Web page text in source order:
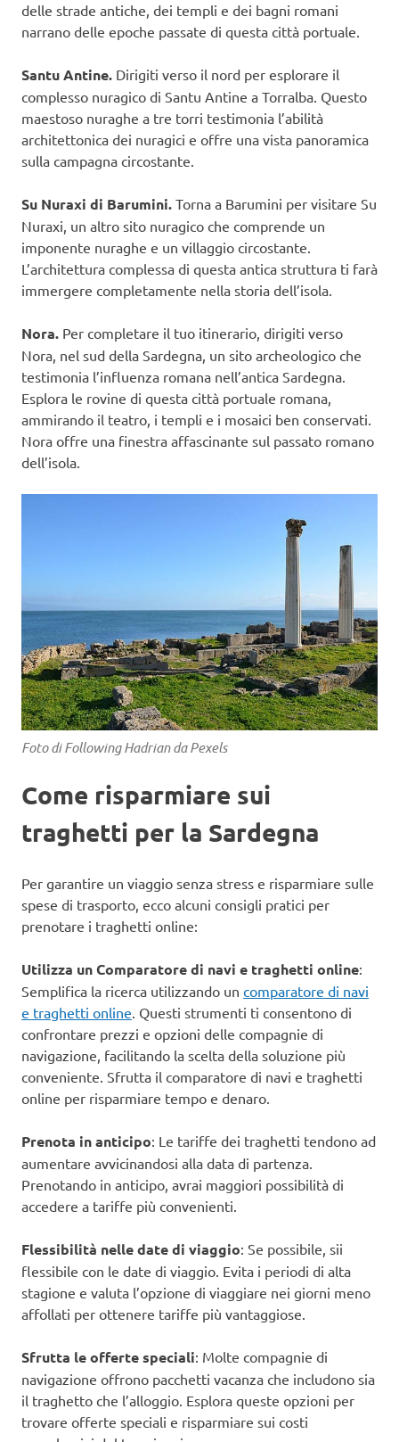
delle strade antiche, dei templi e dei bagni romani
narrano delle epoche passate di questa città portuale.
Santu Antine. Dirigiti verso il nord per esplorare il
complesso nuragico di Santu Antine a Torralba. Questo
maestoso nuraghe a tre torri testimonia l’abilità
architettonica dei nuragici e offre una vista panoramica
sulla campagna circostante.
Su Nuraxi di Barumini. Torna a Barumini per visitare Su
Nuraxi, un altro sito nuragico che comprende un
imponente nuraghe e un villaggio circostante.
L’architettura complessa di questa antica struttura ti farà
immergere completamente nella storia dell’isola.
Nora. Per completare il tuo itinerario, dirigiti verso
Nora, nel sud della Sardegna, un sito archeologico che
testimonia l’influenza romana nell’antica Sardegna.
Esplora le rovine di questa città portuale romana,
ammirando il teatro, i templi e i mosaici ben conservati.
Nora offre una finestra affascinante sul passato romano
dell’isola.
Foto di Following Hadrian da Pexels
Come risparmiare sui
traghetti per la Sardegna
Per garantire un viaggio senza stress e risparmiare sulle
spese di trasporto, ecco alcuni consigli pratici per
prenotare i traghetti online:
Utilizza un Comparatore di navi e traghetti online:
Semplifica la ricerca utilizzando un comparatore di navi
e traghetti online . Questi strumenti ti consentono di
confrontare prezzi e opzioni delle compagnie di
navigazione, facilitando la scelta della soluzione più
conveniente. Sfrutta il comparatore di navi e traghetti
online per risparmiare tempo e denaro.
Prenota in anticipo: Le tariffe dei traghetti tendono ad
aumentare avvicinandosi alla data di partenza.
Prenotando in anticipo, avrai maggiori possibilità di
accedere a tariffe più convenienti.
Flessibilità nelle date di viaggio: Se possibile, sii
flessibile con le date di viaggio. Evita i periodi di alta
stagione e valuta l’opzione di viaggiare nei giorni meno
affollati per ottenere tariffe più vantaggiose.
Sfrutta le offerte speciali: Molte compagnie di
navigazione offrono pacchetti vacanza che includono sia
il traghetto che l’alloggio. Esplora queste opzioni per
trovare offerte speciali e risparmiare sui costi